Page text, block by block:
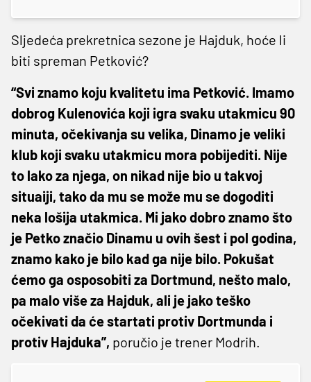
Sljedeća prekretnica sezone je Hajduk, hoće li
biti spreman Petković?
“Svi znamo koju kvalitetu ima Petković. Imamo
dobrog Kulenovića koji igra svaku utakmicu 90
minuta, očekivanja su velika, Dinamo je veliki
klub koji svaku utakmicu mora pobijediti. Nije
to lako za njega, on nikad nije bio u takvoj
situaiji, tako da mu se može mu se dogoditi
neka lošija utakmica. Mi jako dobro znamo što
je Petko značio Dinamu u ovih šest i pol godina,
znamo kako je bilo kad ga nije bilo. Pokušat
ćemo ga osposobiti za Dortmund, nešto malo,
pa malo više za Hajduk, ali je jako teško
očekivati da će startati protiv Dortmunda i
protiv Hajduka”, poručio je trener Modrih.